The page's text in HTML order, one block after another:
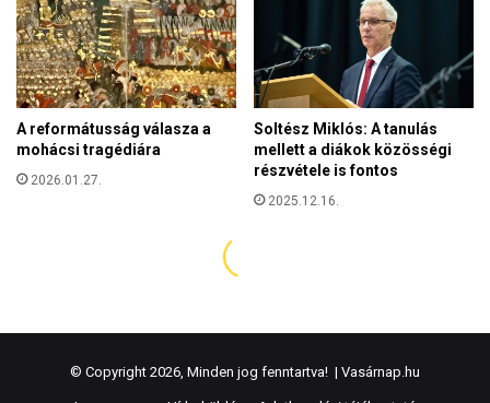
© Copyright 2026, Minden jog fenntartva! | Vasárnap.hu